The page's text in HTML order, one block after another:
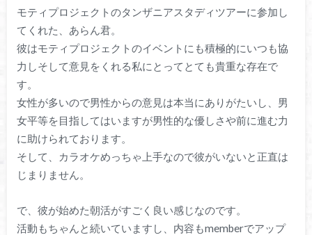
モティプロジェクトのタンザニアスタディツアーに参加し
てくれた、あらん君。
彼はモティプロジェクトのイベントにも積極的にいつも協
力しそして意見をくれる私にとってとても貴重な存在で
す。
女性が多いので男性からの意見は本当にありがたいし、男
女平等を目指してはいますが男性的な優しさや前に進む力
に助けられております。
そして、カラオケめっちゃ上手なので彼がいないと正直は
じまりません。
で、彼が始めた朝活がすごく良い感じなのです。
活動もちゃんと続いていますし、内容もmemberでアップ